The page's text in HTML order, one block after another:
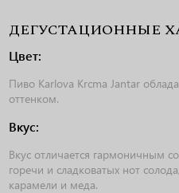
ДЕГУСТАЦИОННЫЕ
Цвет:
Пиво Karlova Krcma Jantar
оттенком.
Вкус:
Вкус отличается гармоничным
горечи и сладковатых нот
карамели и меда.